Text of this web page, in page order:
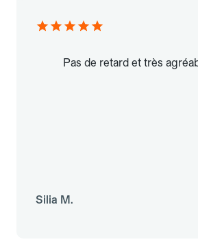
Pas de retard et très
Silia M.